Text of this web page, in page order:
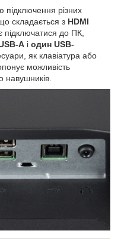
різних
складається з HDMI
підключатися до ПК,
A і один USB-
як клавіатура або
можливість
навушників.